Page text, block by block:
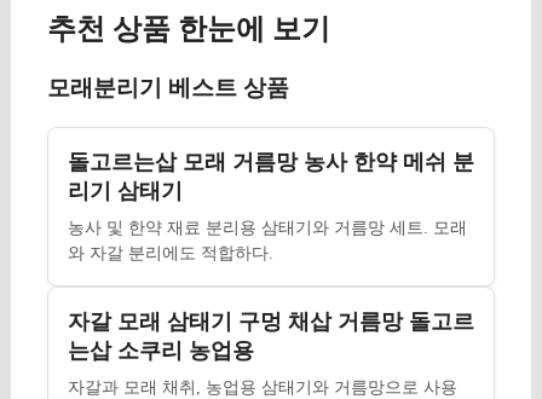
추천 상품 한눈에 보기
모래분리기 베스트 상품
돌고르는삽 모래 거름망 농사 한약 메쉬 분
리기 삼태기
농사 및 한약 재료 분리용 삼태기와 거름망 세트. 모래
와 자갈 분리에도 적합하다.
자갈 모래 삼태기 구멍 채삽 거름망 돌고르
는삽 소쿠리 농업용
자갈과 모래 채취, 농업용 삼태기와 거름망으로 사용